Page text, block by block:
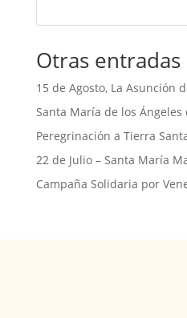
Otras entradas
15 de Agosto, La Asunción
Santa María de los
Peregrinación a Tierra
22 de Julio – Santa María
Campaña Solidaria por